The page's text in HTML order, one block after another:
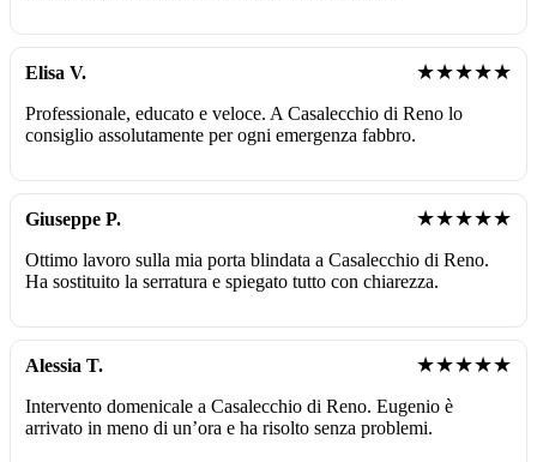
Elisa V. ★★★★★
Professionale, educato e veloce. A Casalecchio di Reno lo
consiglio assolutamente per ogni emergenza fabbro.
Giuseppe P. ★★★★★
Ottimo lavoro sulla mia porta blindata a Casalecchio di Reno.
Ha sostituito la serratura e spiegato tutto con chiarezza.
Alessia T. ★★★★★
Intervento domenicale a Casalecchio di Reno. Eugenio è
arrivato in meno di un’ora e ha risolto senza problemi.